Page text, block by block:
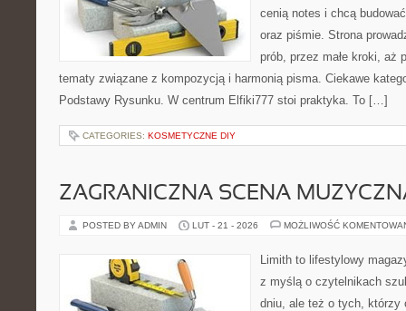
cenią notes i chcą
oraz piśmie. Strona
prób, przez małe kroki, aż
tematy związane z kompozycją i harmonią pisma. Ciekawe
Podstawy Rysunku. W centrum Elfiki777 stoi praktyka. To […]
CATEGORIES: KOSMETYCZNE DIY
ZAGRANICZNA SCENA
POSTED BY ADMIN LUT - 21 - 2026 MOŻLIWOŚĆ
Limith to lifestylowy
z myślą o czytelnikach
dniu, ale też o tych, którzy